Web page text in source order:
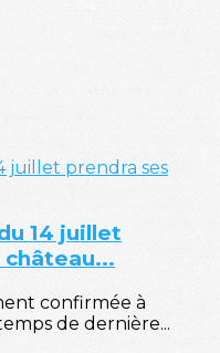
14 juillet
confirmée à
de dernière...